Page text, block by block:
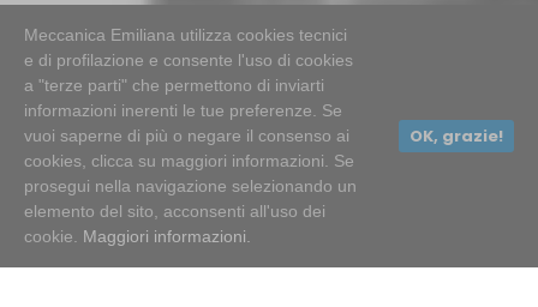
Meccanica Emiliana utilizza cookies tecnici
e di profilazione e consente l'uso di cookies
a "terze parti" che permettono di inviarti
informazioni inerenti le tue preferenze. Se
vuoi saperne di più o negare il consenso ai
cookies, clicca su maggiori informazioni. Se
prosegui nella navigazione selezionando un
elemento del sito, acconsenti all'uso dei
cookie. Maggiori informazioni.
OK, grazie!